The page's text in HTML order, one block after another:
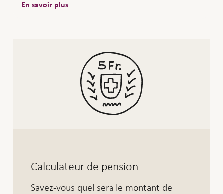
En savoir plus
Calculateur de pension
Savez-vous quel sera le montant de